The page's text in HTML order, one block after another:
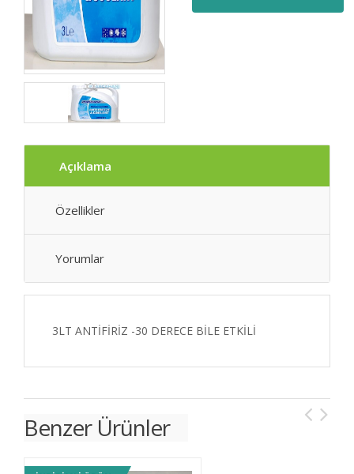
Açıklama
Özellikler
Yorumlar
3LT ANTİFİRİZ -30 DERECE BİLE ETKİLİ
Benzer Ürünler